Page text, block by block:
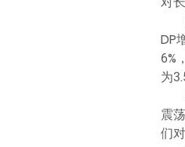
DP
6%
为
震
们